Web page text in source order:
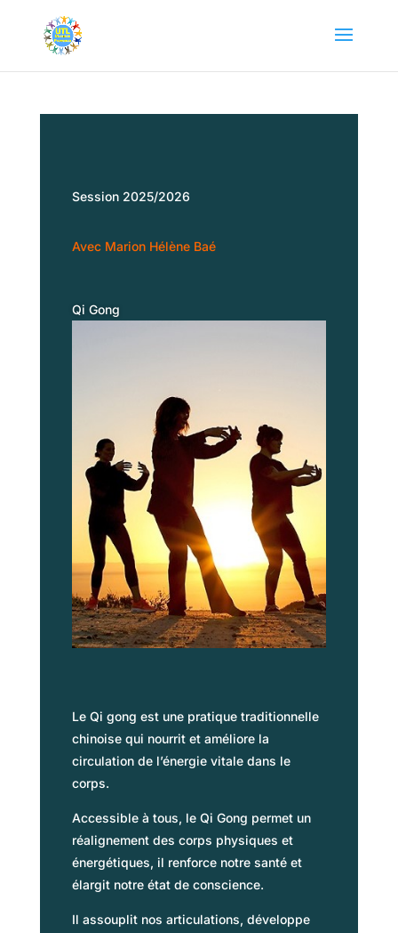
Session 2025/2026
Avec Marion Hélène Baé
Qi Gong
Le Qi gong est une pratique traditionnelle
chinoise qui nourrit et améliore la
circulation de l’énergie vitale dans le
corps.
Accessible à tous, le Qi Gong permet un
réalignement des corps physiques et
énergétiques, il renforce notre santé et
élargit notre état de conscience.
Il assouplit nos articulations, développe